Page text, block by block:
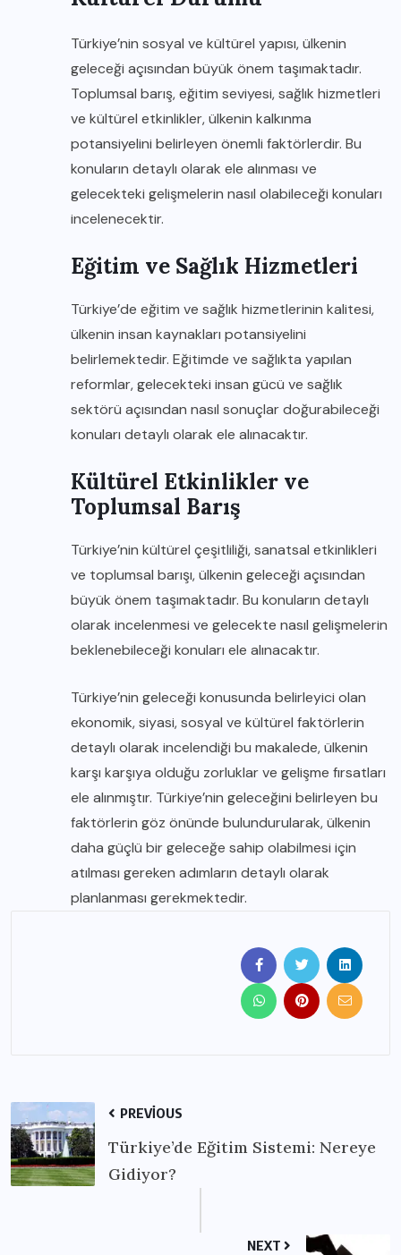
Türkiye’nin sosyal ve kültürel yapısı, ülkenin
geleceği açısından büyük önem taşımaktadır.
Toplumsal barış, eğitim seviyesi, sağlık hizmetleri
ve kültürel etkinlikler, ülkenin kalkınma
potansiyelini belirleyen önemli faktörlerdir. Bu
konuların detaylı olarak ele alınması ve
gelecekteki gelişmelerin nasıl olabileceği konuları
incelenecektir.
Eğitim ve Sağlık Hizmetleri
Türkiye’de eğitim ve sağlık hizmetlerinin kalitesi,
ülkenin insan kaynakları potansiyelini
belirlemektedir. Eğitimde ve sağlıkta yapılan
reformlar, gelecekteki insan gücü ve sağlık
sektörü açısından nasıl sonuçlar doğurabileceği
konuları detaylı olarak ele alınacaktır.
Kültürel Etkinlikler ve
Toplumsal Barış
Türkiye’nin kültürel çeşitliliği, sanatsal etkinlikleri
ve toplumsal barışı, ülkenin geleceği açısından
büyük önem taşımaktadır. Bu konuların detaylı
olarak incelenmesi ve gelecekte nasıl gelişmelerin
beklenebileceği konuları ele alınacaktır.
Türkiye’nin geleceği konusunda belirleyici olan
ekonomik, siyasi, sosyal ve kültürel faktörlerin
detaylı olarak incelendiği bu makalede, ülkenin
karşı karşıya olduğu zorluklar ve gelişme fırsatları
ele alınmıştır. Türkiye’nin geleceğini belirleyen bu
faktörlerin göz önünde bulundurularak, ülkenin
daha güçlü bir geleceğe sahip olabilmesi için
atılması gereken adımların detaylı olarak
planlanması gerekmektedir.
PREVIOUS
Türkiye’de Eğitim Sistemi: Nereye
Gidiyor?
NEXT